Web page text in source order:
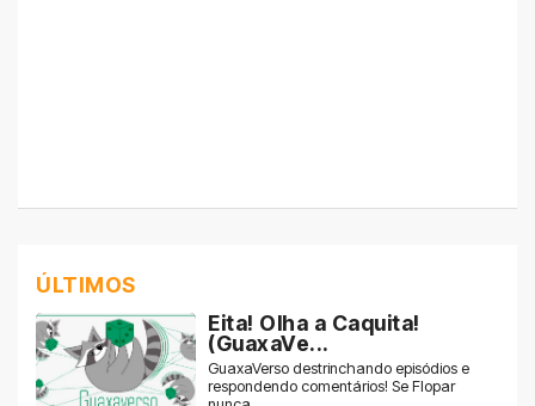
ÚLTIMOS
Eita! Olha a Caquita!
(GuaxaVe...
GuaxaVerso destrinchando episódios e
respondendo comentários! Se Flopar